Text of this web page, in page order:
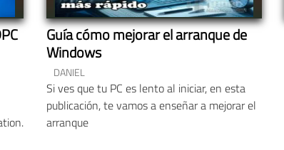
Guía cómo mejorar el arranque de
Windows
DANIEL
Si ves que tu PC es lento al iniciar, en esta
publicación, te vamos a enseñar a mejorar el
arranque